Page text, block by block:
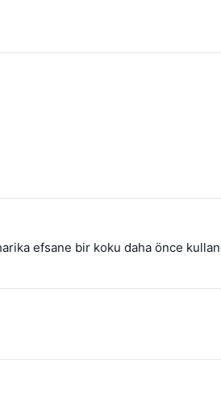
efsane bir koku daha önce